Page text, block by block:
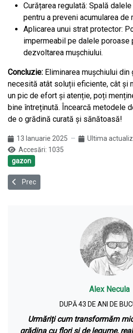
Curățarea regulată: Spală
pentru a preveni acumularea de
Aplicarea unui strat protector:
impermeabil pe dalele poroase
dezvoltarea mușchiului.
Concluzie: Eliminarea mușchiului
necesită atât soluții eficiente, cât și
un pic de efort și atenție, poți
bine întreținută. Încearcă metodele
de o grădină curată și sănătoasă!
13 Ianuarie 2025
Ultima
Accesări: 1035
gazon
Articol precedent: Cele mai bune
Prec
Alex Necula
DUPĂ 43 DE ANI DE
Urmăriți cum transformăm
grădina cu flori și de legume,